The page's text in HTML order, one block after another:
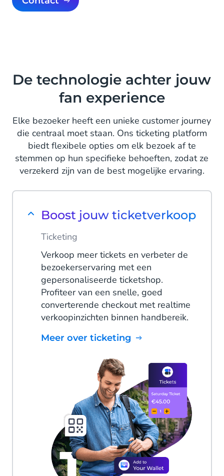
De technologie achter jouw
fan experience
Elke bezoeker heeft een unieke customer journey
die centraal moet staan. Ons ticketing platform
biedt flexibele opties om elk bezoek af te
stemmen op hun specifieke behoeften, zodat ze
verzekerd zijn van de best mogelijke ervaring.
Boost jouw ticketverkoop
Ticketing
Verkoop meer tickets en verbeter de
bezoekerservaring met een
gepersonaliseerde ticketshop.
Profiteer van een snelle, goed
converterende checkout met realtime
verkoopinzichten binnen handbereik.
Meer over ticketing